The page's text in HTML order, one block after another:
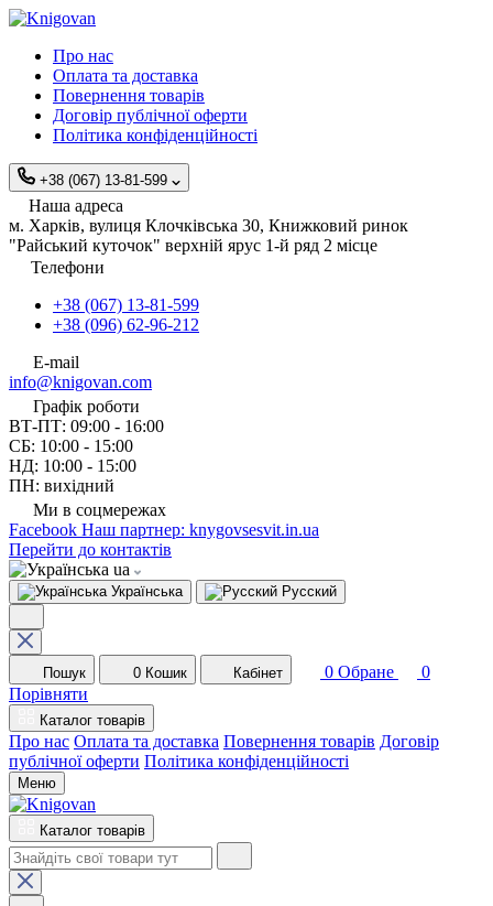
Про нас
Оплата та доставка
Повернення товарів
Договір публічної оферти
Політика конфіденційності
+38 (067) 13-81-599
Наша адреса
м. Харків, вулиця Клочківська 30, Книжковий ринок
"Райський куточок" верхній ярус 1-й ряд 2 місце
Телефони
+38 (067) 13-81-599
+38 (096) 62-96-212
E-mail
info@knigovan.com
Графік роботи
ВТ-ПТ: 09:00 - 16:00
СБ: 10:00 - 15:00
НД: 10:00 - 15:00
ПН: вихідний
Ми в соцмережах
Facebook Наш партнер: knygovsesvit.in.ua
Перейти до контактів
ua
Українська Русский
Пошук 0 Кошик Кабінет 0 Обране
0
Порівняти
Каталог товарів
Про нас Оплата та доставка Повернення товарів Договір
публічної оферти Політика конфіденційності
Меню
Каталог товарів